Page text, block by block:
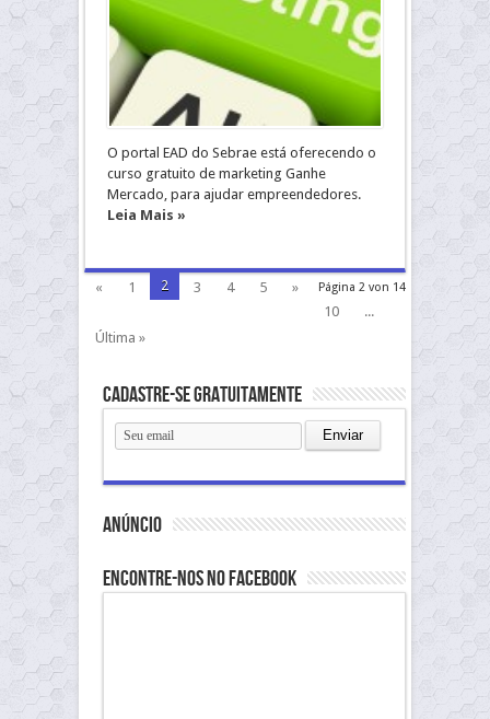
O portal EAD do Sebrae está oferecendo o
curso gratuito de marketing Ganhe
Mercado, para ajudar empreendedores.
Leia Mais »
Página 2 von 14
« 1 2 3 4 5
»
10
...
Última »
Cadastre-se gratuitamente
anúncio
Encontre-nos no Facebook